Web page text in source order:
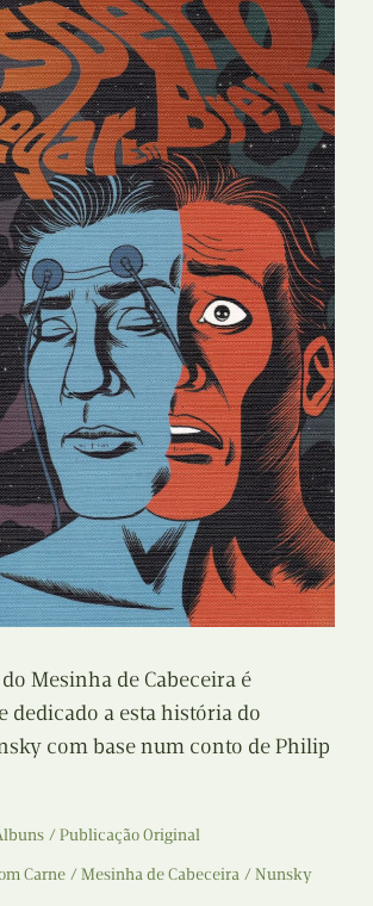
Mesinha de Cabeceira é
dedicado a esta história do
com base num conto de Philip
Publicação Original
Carne Mesinha de Cabeceira Nunsky